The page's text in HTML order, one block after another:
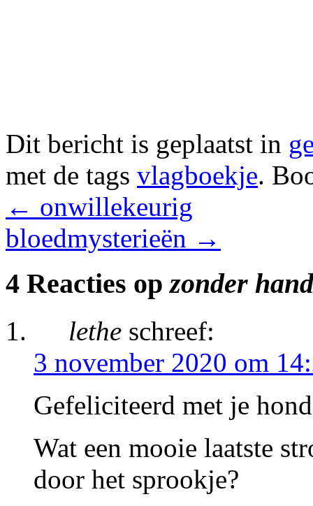
Dit bericht is geplaatst in
met de tags vlagboekje.
← onwillekeurig
bloedmysterieën →
4 Reacties opzonder
lethe schreef:
3 november 2020 om
Gefeliciteerd met je
Wat een mooie laatste
door het sprookje?